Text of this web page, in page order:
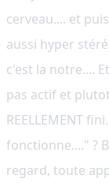
cerveau.... et
aussi hyper
c'est la notre....
pas actif et
REELLEMENT
fonctionne...." ?
regard, toute